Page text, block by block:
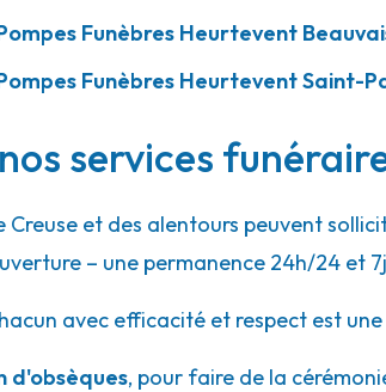
Funèbres Heurtevent
Funèbres Heurtevent Saint-
services
Creuse et des alentours peuvent
– une permanence 24h/24 et
avec efficacité et respect est
d'obsèques, pour faire de la